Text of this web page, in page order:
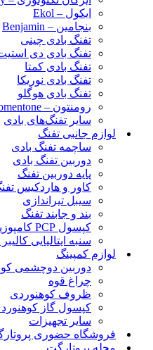
ایکول – Ekol
بنجامین – Benjamin
تفنگ بادی چینی
تفنگ بادی دی
تفنگ بادی کمتا
تفنگ بادی نوریکا
تفنگ بادی هوگلو
رومنتون – Romentone
سایر تفنگ‌های بادی
لوازم جانبی تفنگ
ساچمه تفنگ بادی
دوربین تفنگ بادی
پایه دوربین تفنگ
کاور و هاردکیس
سیبل تیراندازی
بند و جابند تفنگ
کپسول PCP کامپوزیت و تلمبه باد و کیت شارژ
سنبه ایتالیایی کالیبر 12
لوازم کمپینگ
دوربین دوچشمی کو
چراغ قوه
ظروف کوهنوردی
کپسول گاز
سایر تجهیزات
فروشگاه حضوری